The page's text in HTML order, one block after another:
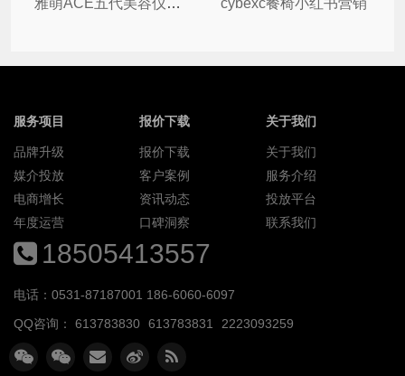
雅萌ACE五代美容仪抖音营销 cybexc餐椅小红书营销
服务项目
品牌升级
媒介投放
电商增长
年度运营
报价下载
报价下载
客户案例
资讯动态
口碑洞察
关于我们
关于我们
服务介绍
投放平台
联系我们
18505413557
电话：0531-87187001 186-6060-6097
QQ咨询： 613783830 613783831 2223093259